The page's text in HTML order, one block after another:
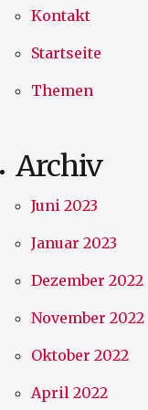
Kontakt
Startseite
Themen
Archiv
Juni 2023
Januar 2023
Dezember 2022
November 2022
Oktober 2022
April 2022